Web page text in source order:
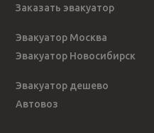
Заказать эвакуатор
Эвакуатор Москва
Эвакуатор Новосибирск
Эвакуатор дешево
Автовоз